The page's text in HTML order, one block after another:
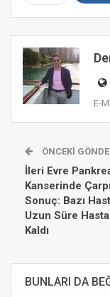
E-
ÖNCEKI
İleri Evre
Kanserinde
Sonuç: Bazı
Uzun Süre
Kaldı
BUNLARI DA